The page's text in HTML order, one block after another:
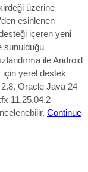
üzerine
esinlenen
içeren yeni
sunulduğu
ile Android
yerel destek
Oracle Java 24
11.25.04.2
Continue